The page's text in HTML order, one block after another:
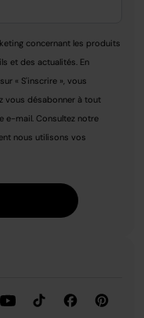
concernant les produits
et des actualités. En
« S'inscrire », vous
vous désabonner à tout
e-mail. Consultez notre
nous utilisons vos